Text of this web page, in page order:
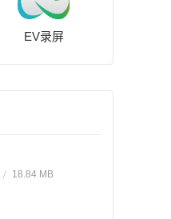
EV录屏
18.84 MB